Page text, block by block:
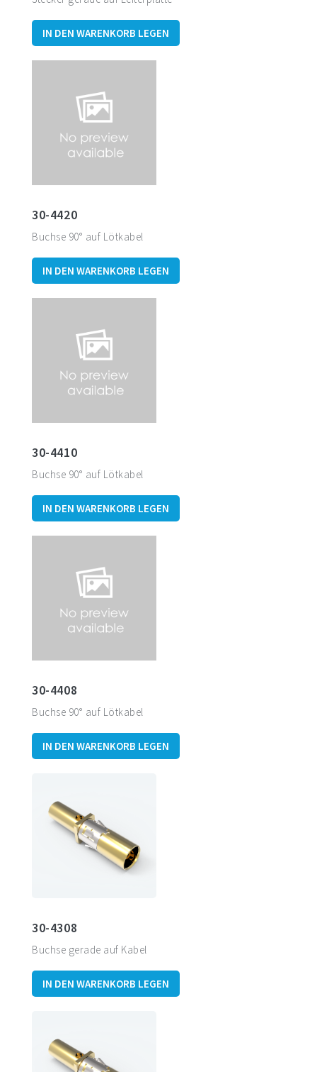
IN DEN WARENKORB LEGEN
30-4420
Buchse 90° auf Lötkabel
IN DEN WARENKORB LEGEN
30-4410
Buchse 90° auf Lötkabel
IN DEN WARENKORB LEGEN
30-4408
Buchse 90° auf Lötkabel
IN DEN WARENKORB LEGEN
30-4308
Buchse gerade auf Kabel
IN DEN WARENKORB LEGEN